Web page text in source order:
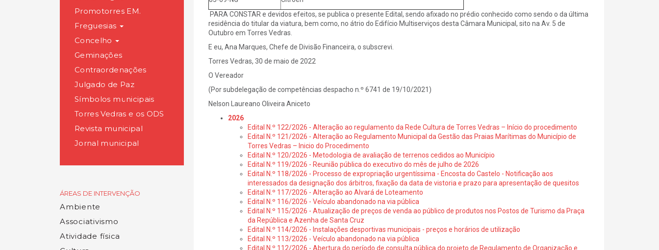
Promotorres EM.
Freguesias
Concelho
Geminações
Contraordenações
Julgado de Paz
Símbolos municipais
Torres Vedras e os ODS
Revista municipal
Jornal municipal
ÁREAS DE INTERVENÇÃO
Ambiente
Associativismo
Atividade física
PARA CONSTAR e devidos efeitos, se publica o presente Edital, sendo afixado no prédio conhecido como sendo o da última
residência do titular da viatura, bem como, no átrio do Edifício Multiserviços desta Câmara Municipal, sito na Av. 5 de
Outubro em Torres Vedras.
E eu, Ana Marques, Chefe de Divisão Financeira, o subscrevi.
Torres Vedras, 30 de maio de 2022
O Vereador
(Por subdelegação de competências despacho n.º 6741 de 19/10/2021)
Nelson Laureano Oliveira Aniceto
2026
Edital N.º 122/2026 - Alteração ao regulamento da Rede Cultura de Torres Vedras – Início do procedimento
Edital N.º 121/2026 - Alteração ao Regulamento Municipal da Gestão das Praias Marítimas do Município de
Torres Vedras – Inicio do Procedimento
Edital N.º 120/2026 - Metodologia de avaliação de terrenos cedidos ao Município
Edital N.º 119/2026 - Reunião pública do executivo do mês de julho de 2026
Edital N.º 118/2026 - Processo de expropriação urgentíssima - Encosta do Castelo - Notificação aos
interessados da designação dos árbitros, fixação da data de vistoria e prazo para apresentação de quesitos
Edital N.º 117/2026 - Alteração ao Alvará de Loteamento
Edital N.º 116/2026 - Veículo abandonado na via pública
Edital N.º 115/2026 - Atualização de preços de venda ao público de produtos nos Postos de Turismo da Praça
da República e Azenha de Santa Cruz
Edital N.º 114/2026 - Instalações desportivas municipais - preços e horários de utilização
Edital N.º 113/2026 - Veículo abandonado na via pública
Edital N.º 112/2026 - Abertura do período de consulta pública do projeto de Regulamento de Organização e